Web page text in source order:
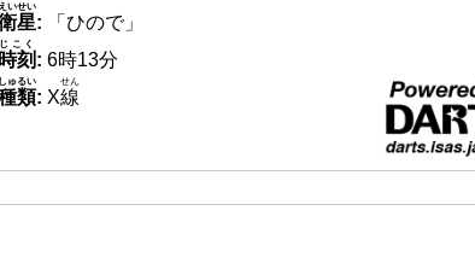
星
えいせい
:
「ひので」
時刻
じこく
: 6時13分
類
しゅるい
: X線
せん